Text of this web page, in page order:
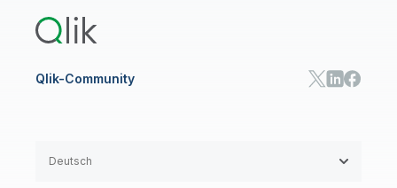
Qlik-Community
Deutsch